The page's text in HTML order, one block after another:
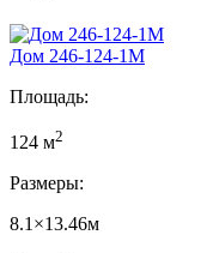
Дом 246-124-1М
Площадь:
124 м2
Размеры:
8.1×13.46м